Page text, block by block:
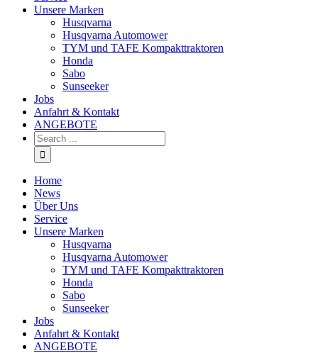
Unsere Marken
Husqvarna
Husqvarna Automower
TYM und TAFE Kompakttraktoren
Honda
Sabo
Sunseeker
Jobs
Anfahrt & Kontakt
ANGEBOTE
Home
News
Über Uns
Service
Unsere Marken
Husqvarna
Husqvarna Automower
TYM und TAFE Kompakttraktoren
Honda
Sabo
Sunseeker
Jobs
Anfahrt & Kontakt
ANGEBOTE